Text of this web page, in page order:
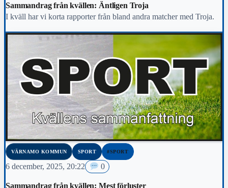
Sammandrag från kvällen: Äntligen Troja
I kväll har vi korta rapporter från bland andra matcher med Troja.
VÄRNAMO KOMMUN SPORT #SPORT
6 december, 2025, 20:22 0
Sammandrag från kvällen: Mest förluster